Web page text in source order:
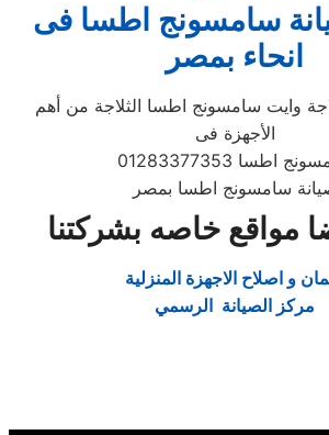
سامسونج اطسا فى
انحاء بمصر
وايت سامسونج اطسا الثلاجة من أهم
الأجهزة فى
اطسا 01283377353
سامسونج اطسا بمصر
مواقع خاصه بشركتنا
و اصلاح الاجهزة المنزلية
مركز الصيانة الرسمي